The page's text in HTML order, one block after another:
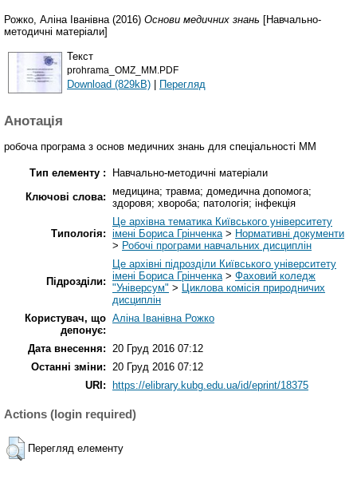
Рожко, Аліна Іванівна (2016) Основи медичних знань [Навчально-
методичні матеріали]
Текст
prohrama_OMZ_MM.PDF
Download (829kB) | Перегляд
Анотація
робоча програма з основ медичних знань для спеціальності ММ
Тип елементу :
Навчально-методичні матеріали
Ключові слова: медицина; травма; домедична допомога;
здоровя; хвороба; патологія; інфекція
Типологія:
Це архівна тематика Київського університету
імені Бориса Грінченка> Нормативні документи
> Робочі програми навчальних дисциплін
Підрозділи:
Це архівні підрозділи Київського університету
імені Бориса Грінченка> Фаховий коледж
"Універсум" > Циклова комісія природничих
дисциплін
Користувач, що
депонує:
Аліна Іванівна Рожко
Дата внесення: 20 Груд 2016 07:12
Останні зміни: 20 Груд 2016 07:12
URI:
https://elibrary.kubg.edu.ua/id/eprint/18375
Actions (login required)
Перегляд елементу